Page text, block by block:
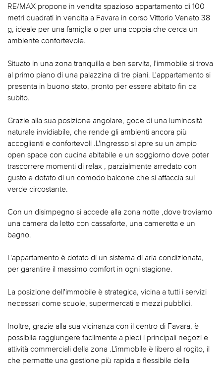
RE/MAX propone in vendita spazioso appartamento di 100
metri quadrati in vendita a Favara in corso Vittorio Veneto 38
g, ideale per una famiglia o per una coppia che cerca un
ambiente confortevole.
Situato in una zona tranquilla e ben servita, l'immobile si trova
al primo piano di una palazzina di tre piani. L'appartamento si
presenta in buono stato, pronto per essere abitato fin da
subito.
Grazie alla sua posizione angolare, gode di una luminosità
naturale invidiabile, che rende gli ambienti ancora più
accoglienti e confortevoli .L'ingresso si apre su un ampio
open space con cucina abitabile e un soggiorno dove poter
trascorrere momenti di relax , parzialmente arredato con
gusto e dotato di un comodo balcone che si affaccia sul
verde circostante.
Con un disimpegno si accede alla zona notte ,dove troviamo
una camera da letto con cassaforte, una cameretta e un
bagno.
L'appartamento è dotato di un sistema di aria condizionata,
per garantire il massimo comfort in ogni stagione.
La posizione dell'immobile è strategica, vicina a tutti i servizi
necessari come scuole, supermercati e mezzi pubblici.
Inoltre, grazie alla sua vicinanza con il centro di Favara, è
possibile raggiungere facilmente a piedi i principali negozi e
attività commerciali della zona .L'immobile è libero al rogito, il
che permette una gestione più rapida e flessibile della